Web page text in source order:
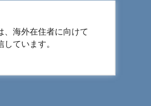
、海外在住者に向けて
ています。